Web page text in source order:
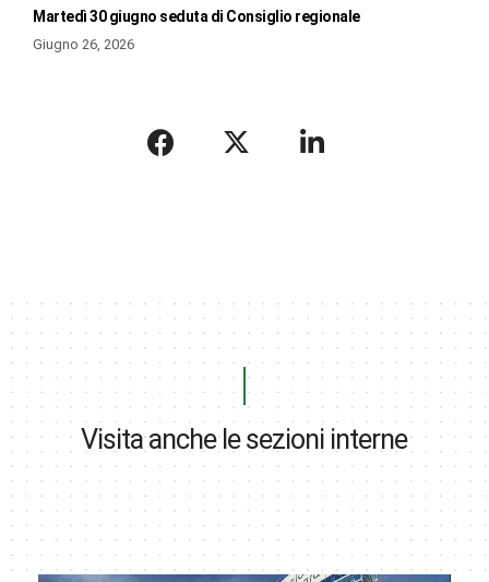
Martedì 30 giugno seduta di Consiglio regionale
Giugno 26, 2026
Visita anche le sezioni interne